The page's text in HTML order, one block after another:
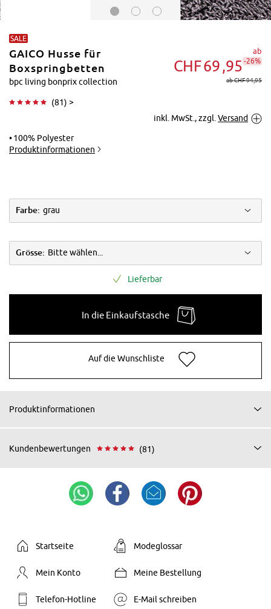
Vergrößern
SALE
GAICO Husse für
Boxspringbetten
bpc living bonprix collection
(81) >
ab
CHF69 95 -26%
ab CHF 94,95
inkl. MwSt., zzgl. Versand
100% Polyester
Produktinformationen
Farbe: grau
Grösse: Bitte wählen...
Lieferbar
In die Einkaufstasche
Auf die Wunschliste
Produktinformationen
Kundenbewertungen (81)
Startseite Modeglossar
Mein Konto Meine Bestellung
Telefon-Hotline E-Mail schreiben